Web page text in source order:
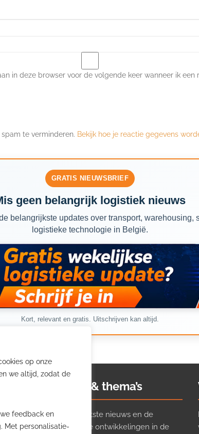
op onze
we altijd, zodat de
feedback en
Met personalisatie-
in deze browser voor de volgende keer wanneer ik een
te verminderen. Bekijk hoe je reactie gegevens
GRATIS NIEUWSBRIEF
geen belangrijk logistiek nieuws
belangrijkste updates over transport, warehousing,
logistieke technologie in België.
Kort, relevant en gratis. Uitschrijven kan altijd.
Nieuws & thema’s
Volg het laatste nieuws en de
belangrijkste ontwikkelingen in de